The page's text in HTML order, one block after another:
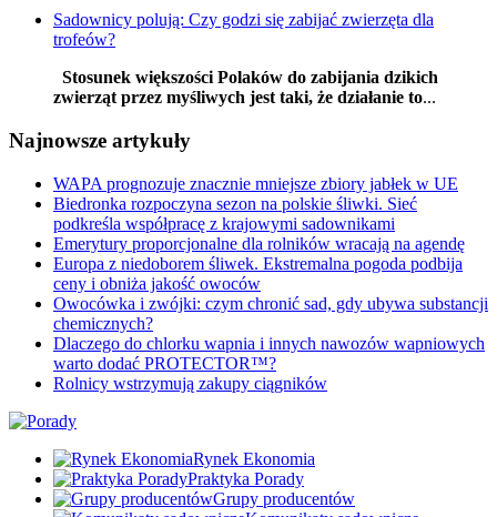
Sadownicy polują: Czy godzi się zabijać zwierzęta dla
trofeów?
Stosunek większości Polaków do zabijania dzikich
zwierząt przez myśliwych jest taki, że działanie to...
Najnowsze artykuły
WAPA prognozuje znacznie mniejsze zbiory jabłek w UE
Biedronka rozpoczyna sezon na polskie śliwki. Sieć
podkreśla współpracę z krajowymi sadownikami
Emerytury proporcjonalne dla rolników wracają na agendę
Europa z niedoborem śliwek. Ekstremalna pogoda podbija
ceny i obniża jakość owoców
Owocówka i zwójki: czym chronić sad, gdy ubywa substancji
chemicznych?
Dlaczego do chlorku wapnia i innych nawozów wapniowych
warto dodać PROTECTOR™?
Rolnicy wstrzymują zakupy ciągników
Rynek Ekonomia
Praktyka Porady
Grupy producentów